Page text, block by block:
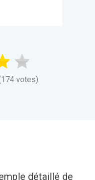
votes)
détaillé de